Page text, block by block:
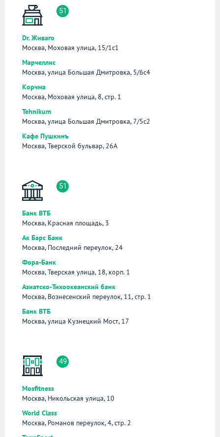
51
Dr. Живаго
Москва, Моховая улица, 15/1с1
Марчеллис
Москва, улица Большая Дмитровка, 5/6с4
Корчма
Москва, Моховая улица, 8, стр. 1
Tehnikum
Москва, улица Большая Дмитровка, 7/5с2
Кафе Пушкинъ
Москва, Тверской бульвар, 26А
51
Банк ВТБ
Москва, Красная площадь, 3
Ак Барс Банк
Москва, Последний переулок, 24
Фора-Банк
Москва, Тверская улица, 18, корп. 1
Азиатско-Тихоокеанский банк
Москва, Вознесенский переулок, 11, стр. 1
Банк ВТБ
Москва, улица Кузнецкий Мост, 17
49
Mosfitness
Москва, Никольская улица, 10
World Class
Москва, Романов переулок, 4, стр. 2